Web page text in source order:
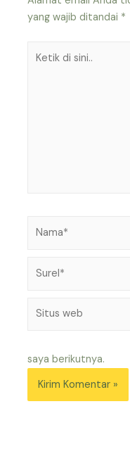
yang wajib ditandai *
saya berikutnya.